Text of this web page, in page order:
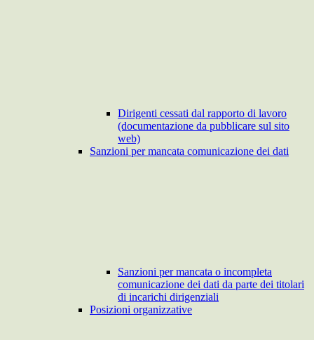
Dirigenti cessati dal rapporto di lavoro
(documentazione da pubblicare sul sito
web)
Sanzioni per mancata comunicazione dei dati
Sanzioni per mancata o incompleta
comunicazione dei dati da parte dei titolari
di incarichi dirigenziali
Posizioni organizzative